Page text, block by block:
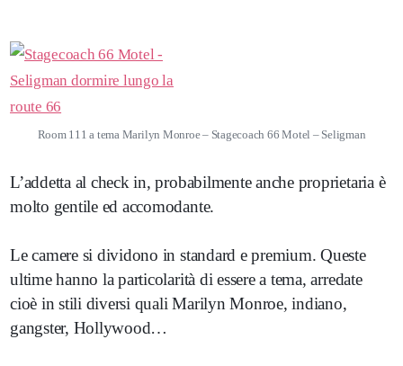
Room 111 a tema Marilyn Monroe – Stagecoach 66 Motel – Seligman
L’addetta al check in, probabilmente anche proprietaria è
molto gentile ed accomodante.
Le camere si dividono in standard e premium. Queste
ultime hanno la particolarità di essere a tema, arredate
cioè in stili diversi quali Marilyn Monroe, indiano,
gangster, Hollywood…